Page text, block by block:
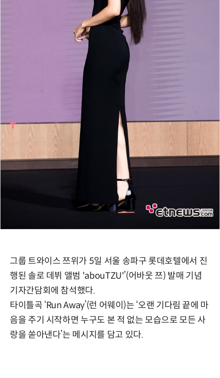
그룹 트와이스 쯔위가 5일 서울 송파구 롯데호텔에서 진
행된 솔로 데뷔 앨범 'abouTZU'’(어바웃 쯔) 발매 기념
기자간담회에 참석했다.
타이틀곡 ‘Run Away’(런 어웨이)는 ‘오랜 기다림 끝에 마
음을 주기 시작하면 누구도 본 적 없는 모습으로 모든 사
랑을 쏟아낸다’는 메시지를 담고 있다.